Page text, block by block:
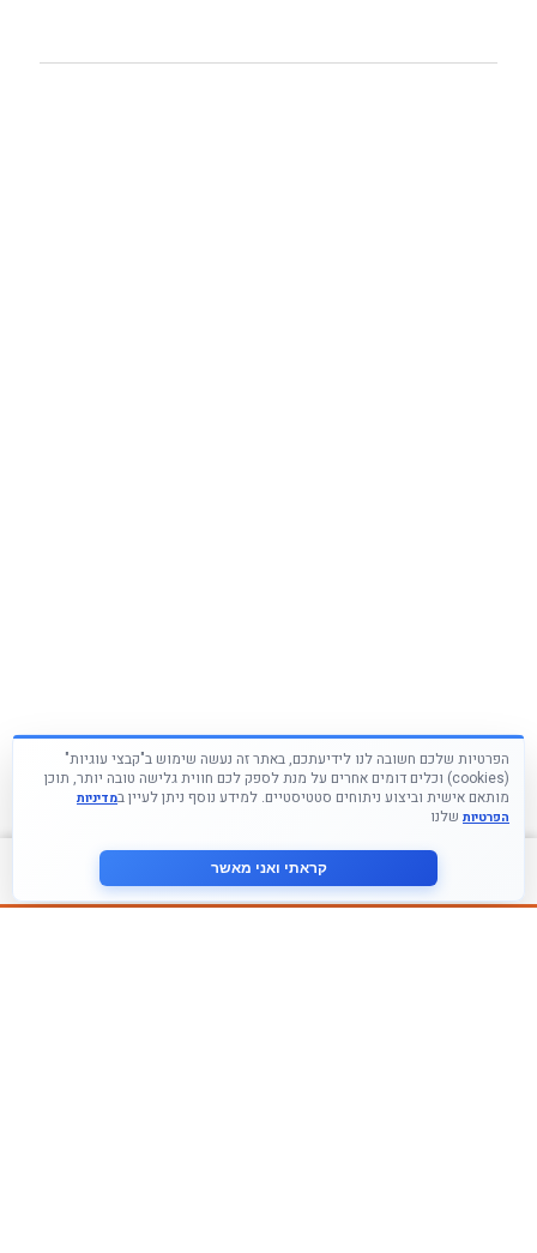
צור קשר
הפרטיות שלכם חשובה לנו לידיעתכם, באתר זה נעשה שימוש ב"קבצי עוגיות"
(cookies) וכלים דומים אחרים על מנת לספק לכם חווית גלישה טובה יותר, תוכן
מותאם אישית וביצוע ניתוחים סטטיסטיים. למידע נוסף ניתן לעיין במדיניות
הפרטיות שלנו
קראתי ואני מאשר